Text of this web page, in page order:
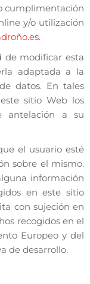
cumplimentación
y/o utilización
.
de modificar esta
adaptada a la
datos. En tales
sitio Web los
antelación a su
el usuario esté
sobre el mismo.
información
en este sitio
con sujeción en
recogidos en el
Europeo y del
de desarrollo.